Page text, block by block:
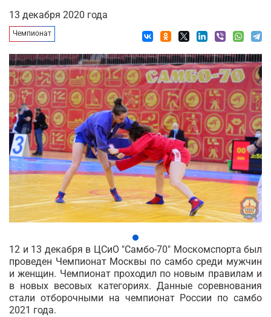
13 декабря 2020 года
Чемпионат
12 и 13 декабря в ЦСиО "Самбо-70" Москомспорта был
проведен Чемпионат Москвы по самбо среди мужчин
и женщин. Чемпионат проходил по новым правилам и
в новых весовых категориях. Данные соревнования
стали отборочными на чемпионат России по самбо
2021 года.